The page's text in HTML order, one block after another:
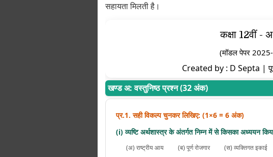
सहायता मिलती है।
कक्षा 12वीं -
(मॉडल पेपर
Created by : D Septa |
खण्ड अ: वस्तुनिष्ठ प्रश्न (32 अंक)
प्र.1. सही विकल्प चुनकर लिखिए: (1×6 = 6 अंक)
(i) व्यष्टि अर्थशास्त्र के अंतर्गत निम्न में से किसका अध्ययन
(अ) राष्ट्रीय आय (ब) पूर्ण रोजगार (स) व्यक्तिगत इकाई